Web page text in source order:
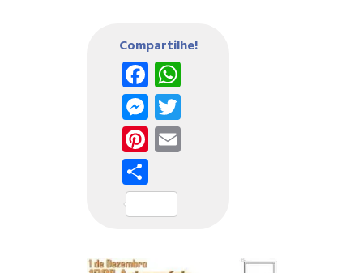
Compartilhe!
Facebook
WhatsApp
Messenger
Twitter
Pinterest
Email
Share